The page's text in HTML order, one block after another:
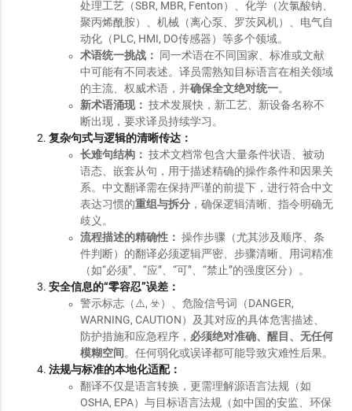
处理工艺（SBR, MBR, Fenton）、化学（次氯酸钠、
聚丙烯酰胺）、机械（离心泵、罗茨风机）、电气自
动化（PLC, HMI, DO传感器）等多个领域。
术语统一挑战：
同一术语在不同国家、标准或文献
中可能有不同表述。译员需熟知目标语言在相关领域
的主流、权威术语，并确保全文绝对统一。
新术语涌现： 技术发展快，新工艺、新设备名称不
断出现，要求译员持续学习。
复杂句式与逻辑的清晰传达：
长难句结构： 技术文档常包含大量条件状语、被动
语态、嵌套从句，用于描述精确的操作条件和因果关
系。中文翻译需在保持严谨的前提下，进行符合中文
表达习惯的重组与拆分 ，确保逻辑清晰、指令明确无
歧义。
流程描述的精确性： 操作步骤（尤其涉及顺序、条
件判断）的翻译必须逻辑严密、步骤清晰、用词精准
（如“必须”、“应”、“可”、“禁止”的强度区分）。
安全信息的“零容忍”误差：
警示标志（⚠️, ☣️）、危险信号词（DANGER,
WARNING, CAUTION）及其对应的具体危害描述、
防护措施和应急程序，必须绝对准确、醒目、无任何
模糊空间 。任何弱化或误译都可能导致灾难性后果。
法规与标准的本地化适配：
翻译不仅是语言转换，更需理解源语言法规（如
OSHA, EPA）与目标语言法规（如中国的安监、环保